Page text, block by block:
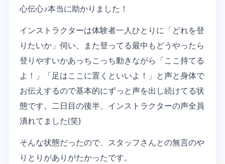
心伝心♪本当に助かりました！
インストラクターは体験者一人ひとりに「どれを登
りたいか」伺い、また登ってる最中もどうやったら
登りやすいかあっちこっち動きながら「ここ持てる
よ！」「足はここに置くといいよ！」と声と身体で
お伝えするので基本的にずっと声を出し続けてる状
態です。二日目の後半、インストラクターの声全員
潰れてました(笑)
そんな状態だったので、スタッフさんとの無言のや
りとりがありがたかったです。